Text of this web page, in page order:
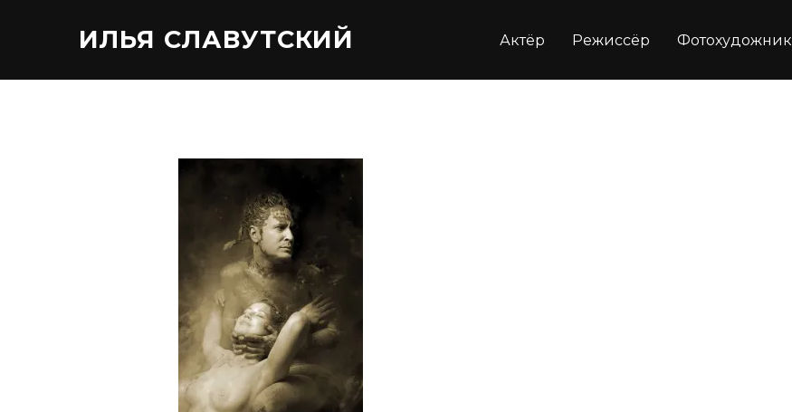
ИЛЬЯ СЛАВУТСКИЙ Актёр Режиссёр Фотохудожник